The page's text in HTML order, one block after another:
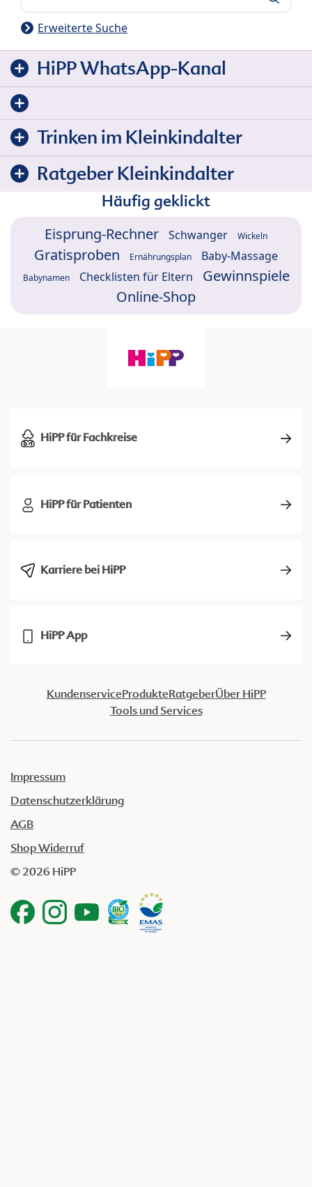
Erweiterte Suche
HiPP WhatsApp-Kanal
Trinken im Kleinkindalter
Ratgeber Kleinkindalter
Häufig geklickt
Eisprung-Rechner Schwanger Wickeln
Gratisproben Ernährungsplan Baby-Massage
Babynamen Checklisten für Eltern
Gewinnspiele
Online-Shop
HiPP für Fachkreise
HiPP für Patienten
Karriere bei HiPP
HiPP App
KundenserviceProdukteRatgeberÜber HiPP
Tools und Services
Impressum
Datenschutzerklärung
AGB
Shop Widerruf
© 2026 HiPP